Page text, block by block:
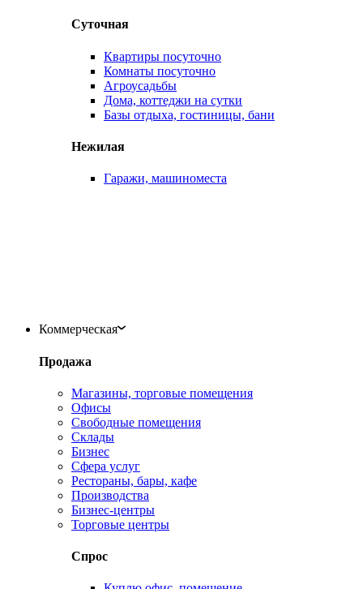
Суточная
Квартиры посуточно
Комнаты посуточно
Агроусадьбы
Дома, коттеджи на сутки
Базы отдыха, гостиницы, бани
Нежилая
Гаражи, машиноместа
Коммерческая
Продажа
Магазины, торговые помещения
Офисы
Свободные помещения
Склады
Бизнес
Сфера услуг
Рестораны, бары, кафе
Производства
Бизнес-центры
Торговые центры
Спрос